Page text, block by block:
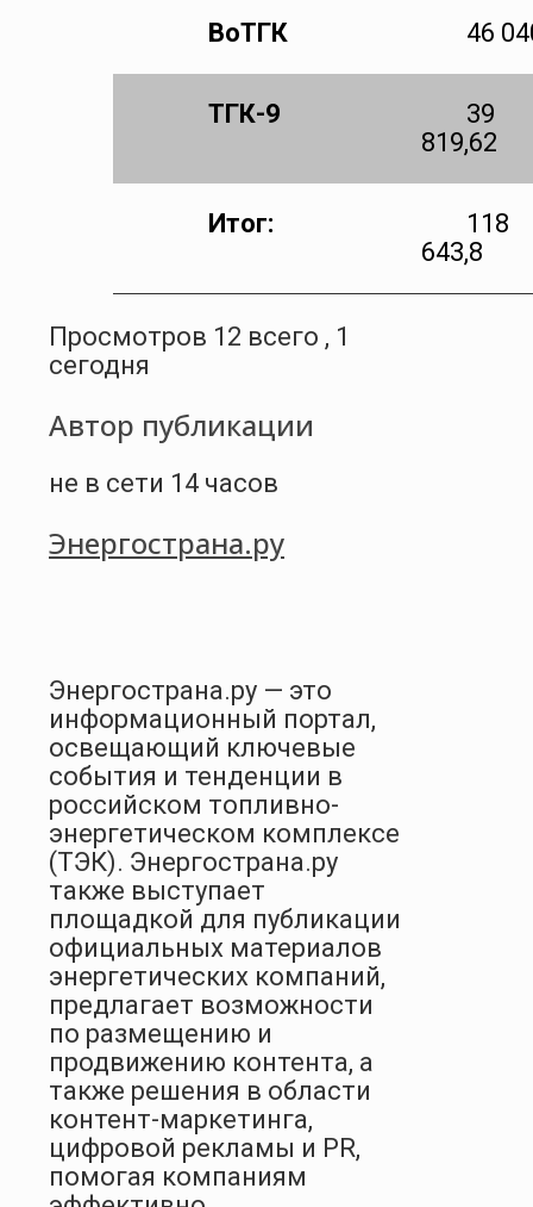
ВоТГК 46
ТГК-9
39
819,62
Итог:
118
643,8
Просмотров 12 всего , 1
сегодня
Автор публикации
не в сети 14 часов
Энергострана.ру
Энергострана.ру — это
информационный портал,
освещающий ключевые
события и тенденции в
российском топливно-
энергетическом комплексе
(ТЭК). Энергострана.ру
также выступает
площадкой для публикации
официальных материалов
энергетических компаний,
предлагает возможности
по размещению и
продвижению контента, а
также решения в области
контент-маркетинга,
цифровой рекламы и PR,
помогая компаниям